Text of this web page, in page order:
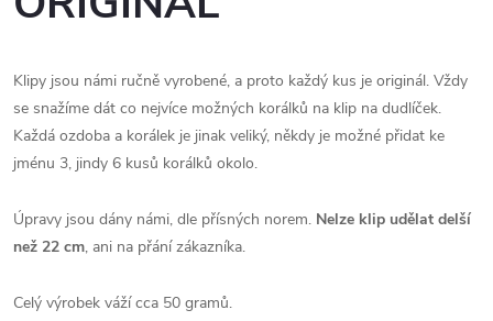
Klipy jsou námi ručně vyrobené, a proto každý kus je originál. Vždy
se snažíme dát co nejvíce možných korálků na klip na dudlíček.
Každá ozdoba a korálek je jinak veliký, někdy je možné přidat ke
jménu 3, jindy 6 kusů korálků okolo.
Úpravy jsou dány námi, dle přísných norem. Nelze klip udělat delší
než 22 cm, ani na přání zákazníka.
Celý výrobek váží cca 50 gramů.